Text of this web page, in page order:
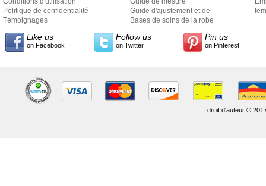
Politique de confidentialité
Témoignages
Guide d'ajustement et de
style
Bases de soins de la robe
Like us
on Facebook
Follow us
on Twitter
Pin us
on Pinterest
droit d'auteur ©